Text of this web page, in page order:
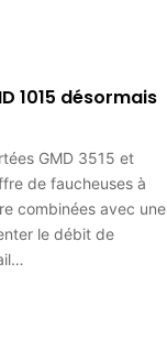
1015 désormais
GMD 3515 et
de faucheuses à
combinées avec une
le débit de